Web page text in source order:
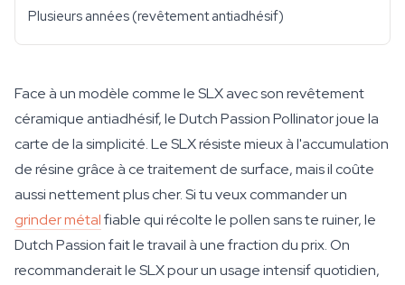
Plusieurs années (revêtement antiadhésif)
Face à un modèle comme le SLX avec son revêtement
céramique antiadhésif, le Dutch Passion Pollinator joue la
carte de la simplicité. Le SLX résiste mieux à l'accumulation
de résine grâce à ce traitement de surface, mais il coûte
aussi nettement plus cher. Si tu veux commander un
grinder métalfiable qui récolte le pollen sans te ruiner, le
Dutch Passion fait le travail à une fraction du prix. On
recommanderait le SLX pour un usage intensif quotidien,